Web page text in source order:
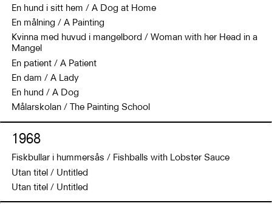
En hund i sitt hem / A Dog at Home
En målning / A Painting
Kvinna med huvud i mangelbord / Woman with her Head in a
Mangel
En patient / A Patient
En dam / A Lady
En hund / A Dog
Målarskolan / The Painting School
1968
Fiskbullar i hummersås / Fishballs with Lobster Sauce
Utan titel / Untitled
Utan titel / Untitled